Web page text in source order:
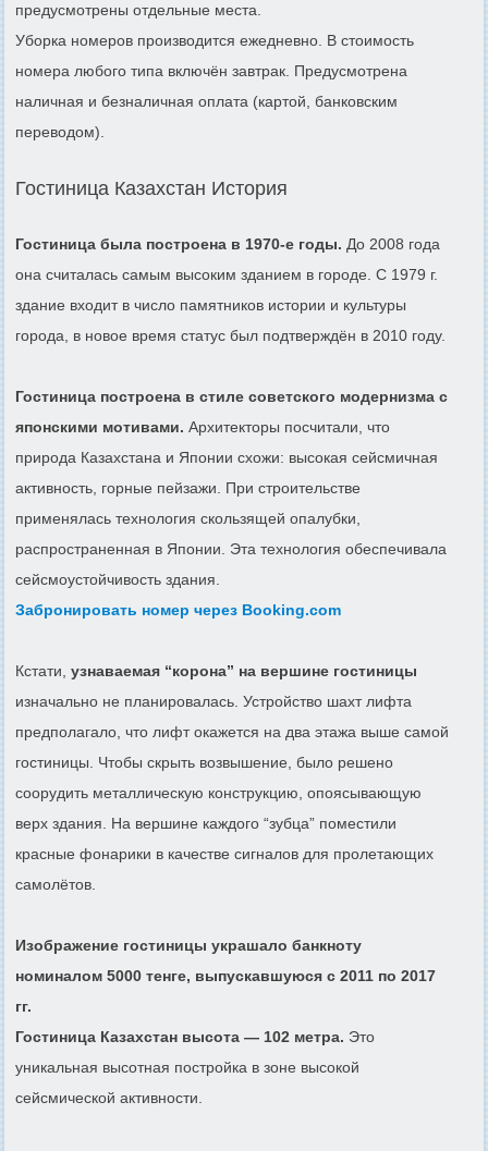
предусмотрены отдельные места.
Уборка номеров производится ежедневно. В стоимость
номера любого типа включён завтрак. Предусмотрена
наличная и безналичная оплата (картой, банковским
переводом).
Гостиница Казахстан История
Гостиница была построена в 1970-е годы. До 2008 года
она считалась самым высоким зданием в городе. С 1979 г.
здание входит в число памятников истории и культуры
города, в новое время статус был подтверждён в 2010 году.
Гостиница построена в стиле советского модернизма с
японскими мотивами. Архитекторы посчитали, что
природа Казахстана и Японии схожи: высокая сейсмичная
активность, горные пейзажи. При строительстве
применялась технология скользящей опалубки,
распространенная в Японии. Эта технология обеспечивала
сейсмоустойчивость здания.
Забронировать номер через Booking.com
Кстати, узнаваемая “корона” на вершине гостиницы
изначально не планировалась. Устройство шахт лифта
предполагало, что лифт окажется на два этажа выше самой
гостиницы. Чтобы скрыть возвышение, было решено
соорудить металлическую конструкцию, опоясывающую
верх здания. На вершине каждого “зубца” поместили
красные фонарики в качестве сигналов для пролетающих
самолётов.
Изображение гостиницы украшало банкноту
номиналом 5000 тенге, выпускавшуюся с 2011 по 2017
гг.
Гостиница Казахстан высота — 102 метра. Это
уникальная высотная постройка в зоне высокой
сейсмической активности.